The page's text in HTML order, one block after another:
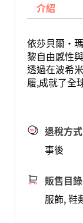
介紹
依莎貝爾·
黎自由感性
透過在波希
履,成就了全
退稅方式
事後
販售目錄
服飾, 鞋